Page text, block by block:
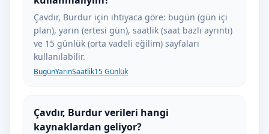
Çavdır, Burdur için ihtiyaca göre: bugün (gün içi
plan), yarın (ertesi gün), saatlik (saat bazlı ayrıntı)
ve 15 günlük (orta vadeli eğilim) sayfaları
kullanılabilir.
BugünYarınSaatlik15 Günlük
Çavdır, Burdur verileri hangi
kaynaklardan geliyor?